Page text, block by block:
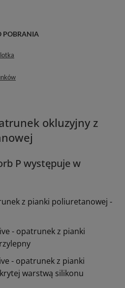
POBRANIA
okluzyjny z
P występuje w
z pianki poliuretanowej -
- opatrunek z pianki
- opatrunek z pianki
warstwą silikonu